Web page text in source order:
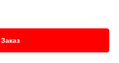
Заказ